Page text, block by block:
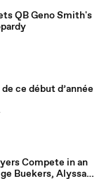
QB Geno Smith's
ce début d’année
Compete in an
Buekers, Alyssa